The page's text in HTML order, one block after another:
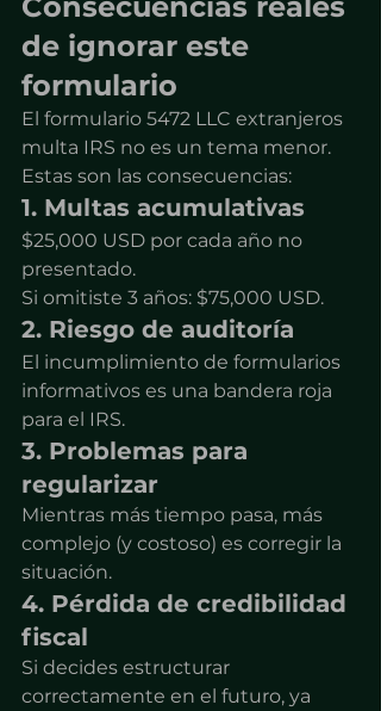
de ignorar este
formulario
El formulario 5472 LLC extranjeros
multa IRS no es un tema menor.
Estas son las consecuencias:
1. Multas acumulativas
$25,000 USD por cada año no
presentado.
Si omitiste 3 años: $75,000 USD.
2. Riesgo de auditoría
El incumplimiento de formularios
informativos es una bandera roja
para el IRS.
3. Problemas para
regularizar
Mientras más tiempo pasa, más
complejo (y costoso) es corregir la
situación.
4. Pérdida de credibilidad
fiscal
Si decides estructurar
correctamente en el futuro, ya